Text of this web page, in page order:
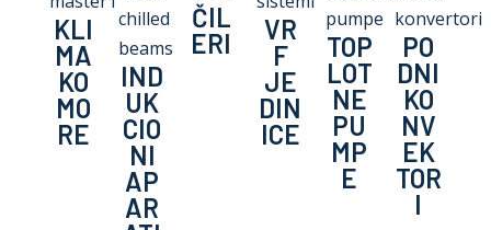
KLI
MA
KO
MO
RE
IND
UK
CIO
NI
AP
AR
ČIL
ERI
VR
F
JE
DIN
ICE
TOP
LOT
NE
PU
MP
E
PO
DNI
KO
NV
EK
TOR
I